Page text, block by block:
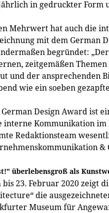
in gedruckter Form
Mehrwert hat auch die
mit dem German
begründet:
zeitgemäßen
und der ansprechenden
wie ein soeben
German Design Award ist
interne Kommunikation
Redaktionsteam
&
!" überlebensgroß als
bis 23. Februar 2020 zeigt
die
Museum für